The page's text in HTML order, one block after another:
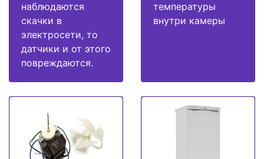
наблюдаются
скачки в
электросети, то
датчики и от этого
повреждаются.
температуры
внутри камеры